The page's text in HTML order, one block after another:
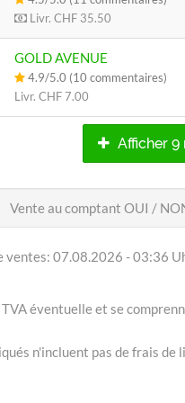
Livr. CHF 35.50
GOLD AVENUE
4.9/5.0 (10 commentaires)
Livr. CHF 7.00
Afficher
Vente au comptant OUI /
ventes: 07.08.2026 - 03:36
éventuelle et se
n'incluent pas de frais de